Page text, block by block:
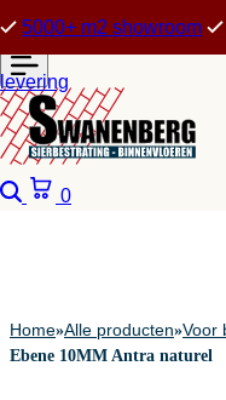
5000+ m2 showroom
levering
Zoeken
0
Home»Alle producten»Voor
Ebene 10MM Antra naturel